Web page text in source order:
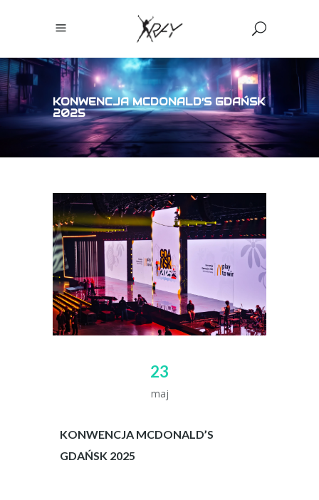
KONWENCJA MCDONALD’S GDAŃSK
2025
23
maj
KONWENCJA MCDONALD’S
GDAŃSK 2025